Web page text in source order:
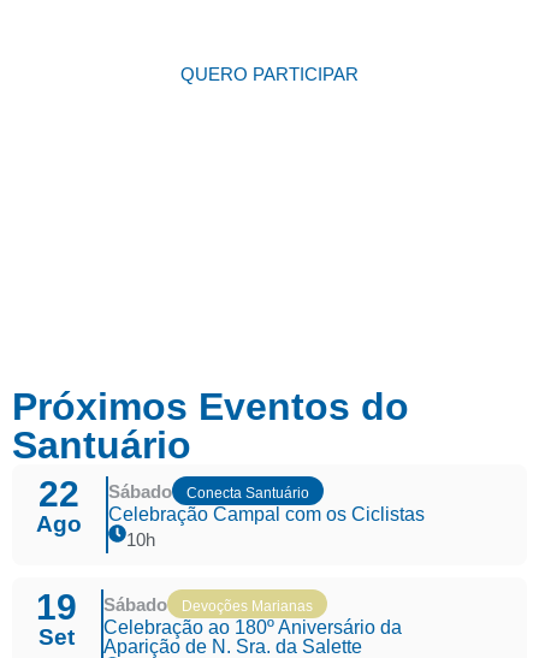
QUERO PARTICIPAR
Próximos Eventos do
Santuário
22
Ago
Sábado Conecta Santuário
Celebração Campal com os Ciclistas
10h
19
Set
Sábado Devoções Marianas
Celebração ao 180º Aniversário da
Aparição de N. Sra. da Salette